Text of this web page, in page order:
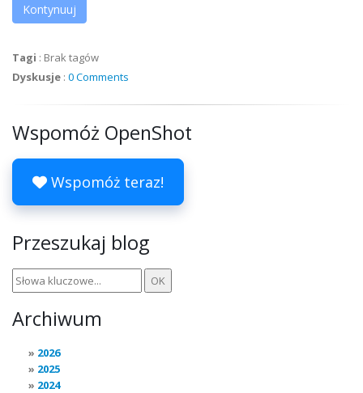
Kontynuuj
Tagi : Brak tagów
Dyskusje : 0 Comments
Wspomóż OpenShot
Wspomóż teraz!
Przeszukaj blog
Archiwum
2026
2025
2024